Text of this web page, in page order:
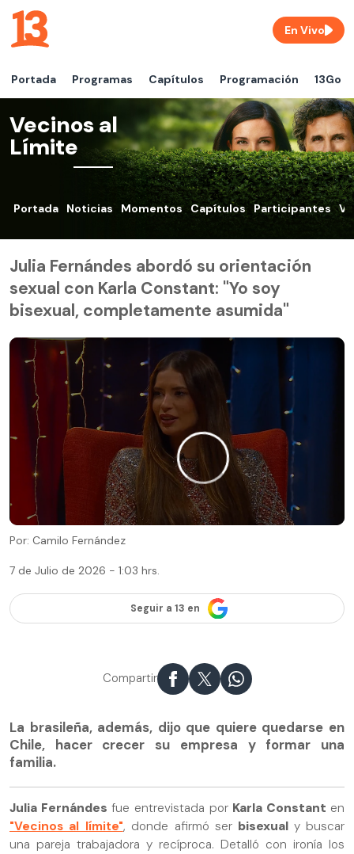
Portada Programas Capítulos Programación 13Go
En Vivo
Vecinos al
Límite
Portada Noticias Momentos Capítulos Participantes
Julia Fernándes abordó su orientación
sexual con Karla Constant: "Yo soy
bisexual, completamente asumida"
Por: Camilo Fernández
7 de Julio de 2026 - 1:03 hrs.
Seguir a 13 en
Compartir
La brasileña, además, dijo que quiere quedarse en
Chile, hacer crecer su empresa y formar una
familia.
Julia Fernándes fue entrevistada por Karla Constant en
"Vecinos al límite", donde afirmó ser bisexual y buscar
una pareja trabajadora y recíproca. Detalló con ironía los